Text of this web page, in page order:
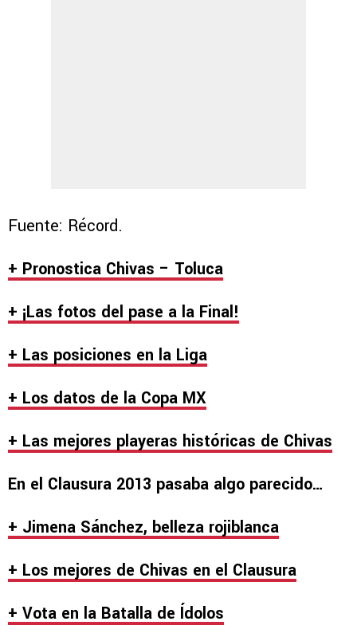
Fuente: Récord.
+ Pronostica Chivas – Toluca
+ ¡Las fotos del pase a la Final!
+ Las posiciones en la Liga
+ Los datos de la Copa MX
+ Las mejores playeras históricas de Chivas
En el Clausura 2013 pasaba algo parecido…
+ Jimena Sánchez, belleza rojiblanca
+ Los mejores de Chivas en el Clausura
+ Vota en la Batalla de Ídolos